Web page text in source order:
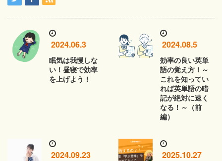
2024.06.3
眠気は我慢しな
い！昼寝で効率
を上げよう！
2024.08.5
効率の良い英単
語の覚え方！～
これを知ってい
れば英単語の暗
記が絶対に速く
なる！～（前
編）
2024.09.23 2025.10.27